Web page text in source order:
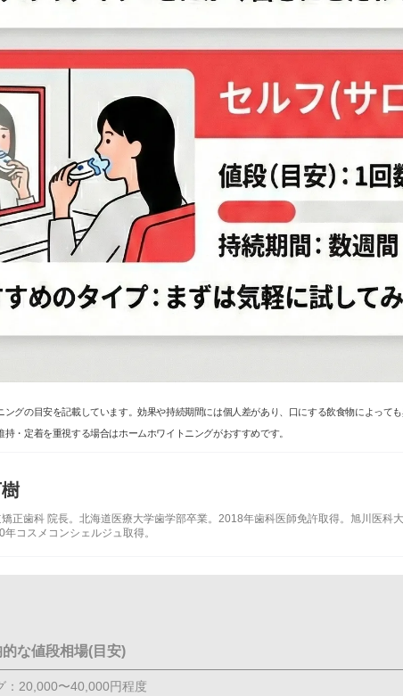
グの目安を記載しています。効果や持続期間には個人差があり、口にする飲食物によって
・定着を重視する場合はホームホワイトニングがおすすめです。
正歯科 院長。 北海道医療大学歯学部卒業。2018年歯科医師免許取得。 旭川医科
コスメコンシェルジュ取得。
な値段相場(目安)
：20,000〜40,000円程度